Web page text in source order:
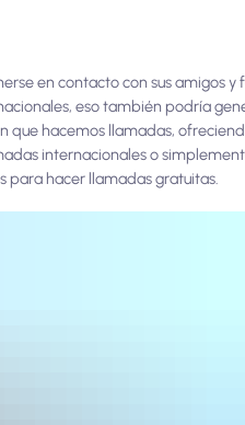
en contacto con sus amigos y
eso también podría
que hacemos llamadas,
internacionales o
para hacer llamadas gratuitas.